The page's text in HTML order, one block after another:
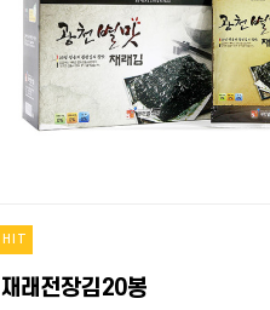
HIT
재래전장김20봉